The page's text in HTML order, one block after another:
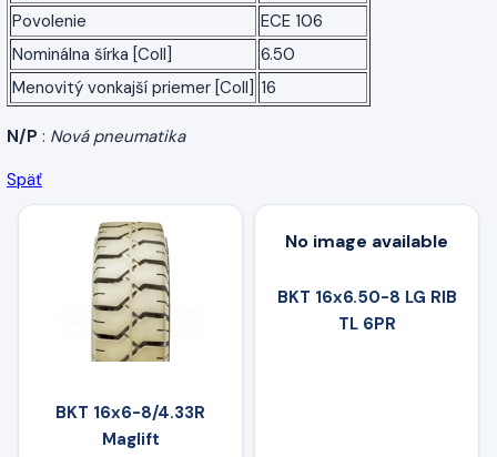
Povolenie
ECE 106
Nominálna šírka [Coll]
6.50
Menovitý vonkajší priemer [Coll] 16
N/P : Nová pneumatika
Späť
BKT 16x6-8/4.33R
Maglift
No image available
BKT 16x6.50-8 LG RIB
TL 6PR